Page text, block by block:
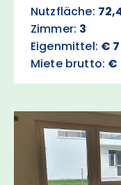
Nutzfläche:
Zimmer: 3
Eigenmittel: €
Miete brutto: €